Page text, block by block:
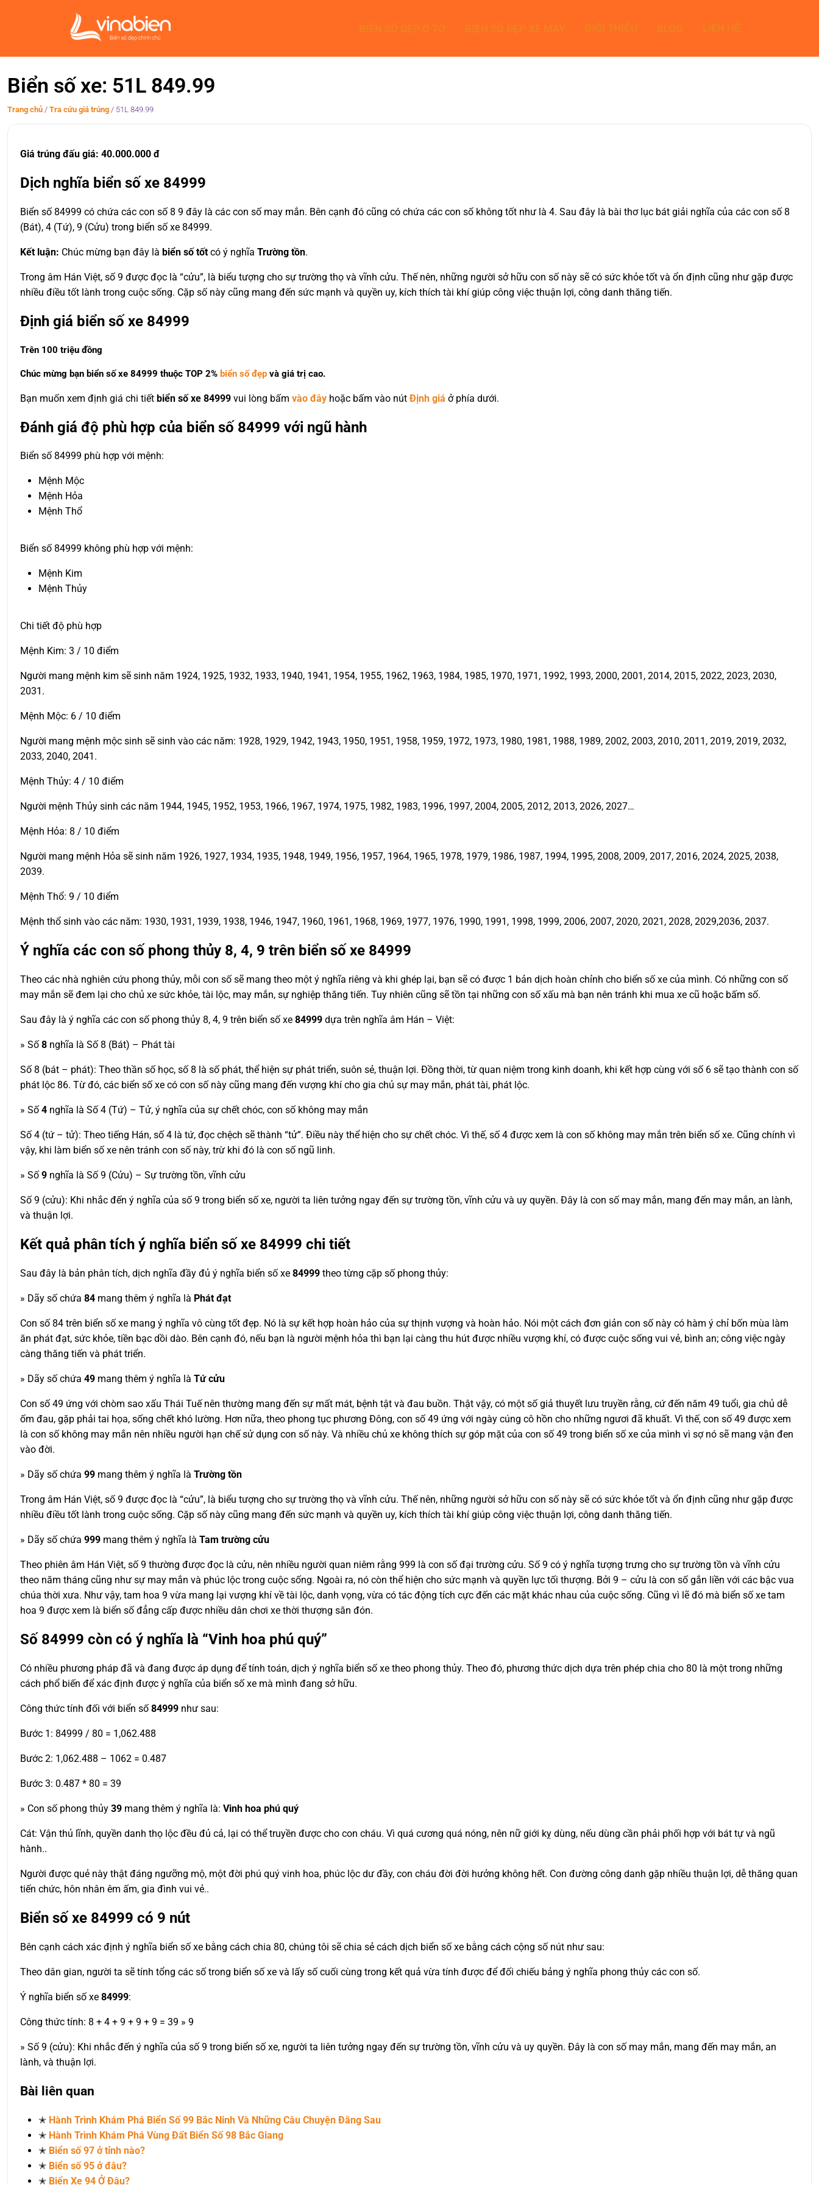
Biển số xe: 51L 849.99
Trang chủ / Tra cứu giá trúng / 51L 849.99
Giá trúng đấu giá: 40.000.000 đ
Dịch nghĩa biển số xe 84999
Biển số 84999 có chứa các con số 8 9 đây là các con số may mắn. Bên cạnh đó cũng có chứa các con số không tốt như là 4. Sau đây là bài thơ lục bát giải nghĩa của các con số 8
(Bát), 4 (Tứ), 9 (Cửu) trong biển số xe 84999.
Kết luận: Chúc mừng bạn đây là biển số tốt có ý nghĩa Trường tồn.
Trong âm Hán Việt, số 9 được đọc là “cửu”, là biểu tượng cho sự trường thọ và vĩnh cửu. Thế nên, những người sở hữu con số này sẽ có sức khỏe tốt và ổn định cũng như gặp được
nhiều điều tốt lành trong cuộc sống. Cặp số này cũng mang đến sức mạnh và quyền uy, kích thích tài khí giúp công việc thuận lợi, công danh thăng tiến.
Định giá biển số xe 84999
Trên 100 triệu đồng
Chúc mừng bạn biển số xe 84999 thuộc TOP 2% biển số đẹp và giá trị cao.
Bạn muốn xem định giá chi tiết biển số xe 84999 vui lòng bấm vào đây hoặc bấm vào nút Định giá ở phía dưới.
Đánh giá độ phù hợp của biển số 84999 với ngũ hành
Biển số 84999 phù hợp với mệnh:
Mệnh Mộc
Mệnh Hỏa
Mệnh Thổ
Biển số 84999 không phù hợp với mệnh:
Mệnh Kim
Mệnh Thủy
Chi tiết độ phù hợp
Mệnh Kim: 3 / 10 điểm
Người mang mệnh kim sẽ sinh năm 1924, 1925, 1932, 1933, 1940, 1941, 1954, 1955, 1962, 1963, 1984, 1985, 1970, 1971, 1992, 1993, 2000, 2001, 2014, 2015, 2022, 2023, 2030,
2031.
Mệnh Mộc: 6 / 10 điểm
Người mang mệnh mộc sinh sẽ sinh vào các năm: 1928, 1929, 1942, 1943, 1950, 1951, 1958, 1959, 1972, 1973, 1980, 1981, 1988, 1989, 2002, 2003, 2010, 2011, 2019, 2019, 2032,
2033, 2040, 2041.
Mệnh Thủy: 4 / 10 điểm
Người mệnh Thủy sinh các năm 1944, 1945, 1952, 1953, 1966, 1967, 1974, 1975, 1982, 1983, 1996, 1997, 2004, 2005, 2012, 2013, 2026, 2027…
Mệnh Hỏa: 8 / 10 điểm
Người mang mệnh Hỏa sẽ sinh năm 1926, 1927, 1934, 1935, 1948, 1949, 1956, 1957, 1964, 1965, 1978, 1979, 1986, 1987, 1994, 1995, 2008, 2009, 2017, 2016, 2024, 2025, 2038,
2039.
Mệnh Thổ: 9 / 10 điểm
Mệnh thổ sinh vào các năm: 1930, 1931, 1939, 1938, 1946, 1947, 1960, 1961, 1968, 1969, 1977, 1976, 1990, 1991, 1998, 1999, 2006, 2007, 2020, 2021, 2028, 2029,2036, 2037.
Ý nghĩa các con số phong thủy 8, 4, 9 trên biển số xe 84999
Theo các nhà nghiên cứu phong thủy, mỗi con số sẽ mang theo một ý nghĩa riêng và khi ghép lại, bạn sẽ có được 1 bản dịch hoàn chỉnh cho biển số xe của mình. Có những con số
may mắn sẽ đem lại cho chủ xe sức khỏe, tài lộc, may mắn, sự nghiệp thăng tiến. Tuy nhiên cũng sẽ tồn tại những con số xấu mà bạn nên tránh khi mua xe cũ hoặc bấm số.
Sau đây là ý nghĩa các con số phong thủy 8, 4, 9 trên biển số xe 84999 dựa trên nghĩa âm Hán – Việt:
» Số 8 nghĩa là Số 8 (Bát) – Phát tài
Số 8 (bát – phát): Theo thần số học, số 8 là số phát, thể hiện sự phát triển, suôn sẻ, thuận lợi. Đồng thời, từ quan niệm trong kinh doanh, khi kết hợp cùng với số 6 sẽ tạo thành con số
phát lộc 86. Từ đó, các biển số xe có con số này cũng mang đến vượng khí cho gia chủ sự may mắn, phát tài, phát lộc.
» Số 4 nghĩa là Số 4 (Tứ) – Tử, ý nghĩa của sự chết chóc, con số không may mắn
Số 4 (tứ – tử): Theo tiếng Hán, số 4 là tứ, đọc chệch sẽ thành “tử”. Điều này thể hiện cho sự chết chóc. Vì thế, số 4 được xem là con số không may mắn trên biển số xe. Cũng chính vì
vậy, khi làm biển số xe nên tránh con số này, trừ khi đó là con số ngũ linh.
» Số 9 nghĩa là Số 9 (Cửu) – Sự trường tồn, vĩnh cửu
Số 9 (cửu): Khi nhắc đến ý nghĩa của số 9 trong biển số xe, người ta liên tưởng ngay đến sự trường tồn, vĩnh cửu và uy quyền. Đây là con số may mắn, mang đến may mắn, an lành,
và thuận lợi.
Kết quả phân tích ý nghĩa biển số xe 84999 chi tiết
Sau đây là bản phân tích, dịch nghĩa đầy đủ ý nghĩa biển số xe 84999 theo từng cặp số phong thủy:
» Dãy số chứa 84 mang thêm ý nghĩa là Phát đạt
Con số 84 trên biển số xe mang ý nghĩa vô cùng tốt đẹp. Nó là sự kết hợp hoàn hảo của sự thịnh vượng và hoàn hảo. Nói một cách đơn giản con số này có hàm ý chỉ bốn mùa làm
ăn phát đạt, sức khỏe, tiền bạc dồi dào. Bên cạnh đó, nếu bạn là người mệnh hỏa thì bạn lại càng thu hút được nhiều vượng khí, có được cuộc sống vui vẻ, bình an; công việc ngày
càng thăng tiến và phát triển.
» Dãy số chứa 49 mang thêm ý nghĩa là Tứ cửu
Con số 49 ứng với chòm sao xấu Thái Tuế nên thường mang đến sự mất mát, bệnh tật và đau buồn. Thật vậy, có một số giả thuyết lưu truyền rằng, cứ đến năm 49 tuổi, gia chủ dễ
ốm đau, gặp phải tai họa, sống chết khó lường. Hơn nữa, theo phong tục phương Đông, con số 49 ứng với ngày cúng cô hồn cho những ngươi đã khuất. Vì thế, con số 49 được xem
là con số không may mắn nên nhiều người hạn chế sử dụng con số này. Và nhiều chủ xe không thích sự góp mặt của con số 49 trong biển số xe của mình vì sợ nó sẽ mang vận đen
vào đời.
» Dãy số chứa 99 mang thêm ý nghĩa là Trường tồn
Trong âm Hán Việt, số 9 được đọc là “cửu”, là biểu tượng cho sự trường thọ và vĩnh cửu. Thế nên, những người sở hữu con số này sẽ có sức khỏe tốt và ổn định cũng như gặp được
nhiều điều tốt lành trong cuộc sống. Cặp số này cũng mang đến sức mạnh và quyền uy, kích thích tài khí giúp công việc thuận lợi, công danh thăng tiến.
» Dãy số chứa 999 mang thêm ý nghĩa là Tam trường cửu
Theo phiên âm Hán Việt, số 9 thường được đọc là cửu, nên nhiều người quan niêm rằng 999 là con số đại trường cửu. Số 9 có ý nghĩa tượng trưng cho sự trường tồn và vĩnh cửu
theo năm tháng cũng như sự may mắn và phúc lộc trong cuộc sống. Ngoài ra, nó còn thể hiện cho sức mạnh và quyền lực tối thượng. Bởi 9 – cửu là con số gắn liền với các bậc vua
chúa thời xưa. Như vậy, tam hoa 9 vừa mang lại vượng khí về tài lộc, danh vọng, vừa có tác động tích cực đến các mặt khác nhau của cuộc sống. Cũng vì lẽ đó mà biển số xe tam
hoa 9 được xem là biển số đẳng cấp được nhiều dân chơi xe thời thượng săn đón.
Số 84999 còn có ý nghĩa là “Vinh hoa phú quý”
Có nhiều phương pháp đã và đang được áp dụng để tính toán, dịch ý nghĩa biển số xe theo phong thủy. Theo đó, phương thức dịch dựa trên phép chia cho 80 là một trong những
cách phổ biến để xác định được ý nghĩa của biển số xe mà mình đang sở hữu.
Công thức tính đối với biển số84999 như sau:
Bước 1: 84999 / 80 = 1,062.488
Bước 2: 1,062.488 – 1062 = 0.487
Bước 3: 0.487 * 80 = 39
» Con số phong thủy 39 mang thêm ý nghĩa là: Vinh hoa phú quý
Cát: Vận thủ lĩnh, quyền danh thọ lộc đều đủ cả, lại có thể truyền được cho con cháu. Vì quá cương quá nóng, nên nữ giới kỵ dùng, nếu dùng cần phải phối hợp với bát tự và ngũ
hành..
Người được quẻ này thật đáng ngưỡng mộ, một đời phú quý vinh hoa, phúc lộc dư đầy, con cháu đời đời hưởng không hết. Con đường công danh gặp nhiều thuận lợi, dễ thăng quan
tiến chức, hôn nhân êm ấm, gia đình vui vẻ..
Biển số xe 84999 có 9 nút
Bên cạnh cách xác định ý nghĩa biển số xe bằng cách chia 80, chúng tôi sẽ chia sẻ cách dịch biển số xe bằng cách cộng số nút như sau:
Theo dân gian, người ta sẽ tính tổng các số trong biển số xe và lấy số cuối cùng trong kết quả vừa tính được để đối chiếu bảng ý nghĩa phong thủy các con số.
Ý nghĩa biển số xe 84999:
Công thức tính: 8 + 4 + 9 + 9 + 9 = 39 » 9
» Số 9 (cửu): Khi nhắc đến ý nghĩa của số 9 trong biển số xe, người ta liên tưởng ngay đến sự trường tồn, vĩnh cửu và uy quyền. Đây là con số may mắn, mang đến may mắn, an
lành, và thuận lợi.
Bài liên quan
✭ Hành Trình Khám Phá Biển Số 99 Bắc Ninh Và Những Câu Chuyện Đằng Sau
✭ Hành Trình Khám Phá Vùng Đất Biển Số 98 Bắc Giang
✭ Biển số 97 ở tỉnh nào?
✭ Biển số 95 ở đâu?
✭ Biển Xe 94 Ở Đâu?